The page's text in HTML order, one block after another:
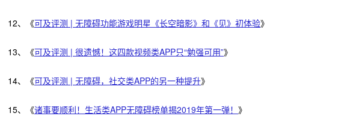
12、《可及评测 | 无障碍功能游戏明星《长空暗影》和《见》初体验》
13、《可及评测 | 很遗憾！这四款视频类APP只“勉强可用”》
14、《可及评测 | 无障碍，社交类APP的另一种提升》
15、《诸事要顺利！生活类APP无障碍榜单揭2019年第一弹！ 》